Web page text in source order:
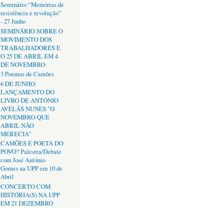
Seminário “Memórias de
resistência e revolução”
- 27 Junho
SEMINÁRIO SOBRE O
MOVIMENTO DOS
TRABALHADORES E
O 25 DE ABRIL EM 4
DE NOVEMBRO
3 Poemas de Camões
6 DE JUNHO:
LANÇAMENTO DO
LIVRO DE ANTÓNIO
AVELÃS NUNES "O
NOVEMBRO QUE
ABRIL NÃO
MERECIA"
CAMÕES É POETA DO
POVO? Palestra/Debate
com José António
Gomes na UPP em 10 de
Abril
CONCERTO COM
HISTÓRIA(S) NA UPP
EM 21 DEZEMBRO